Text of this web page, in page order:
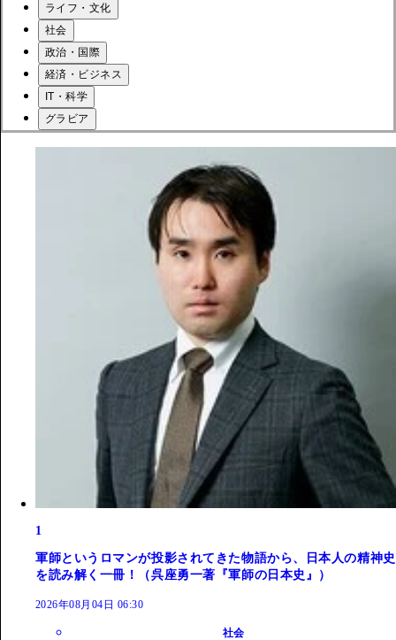
ライフ・文化
社会
政治・国際
経済・ビジネス
IT・科学
グラビア
1
軍師というロマンが投影されてきた物語から、日本人の精神史
を読み解く一冊！（呉座勇一著『軍師の日本史』）
2026年08月04日 06:30
社会